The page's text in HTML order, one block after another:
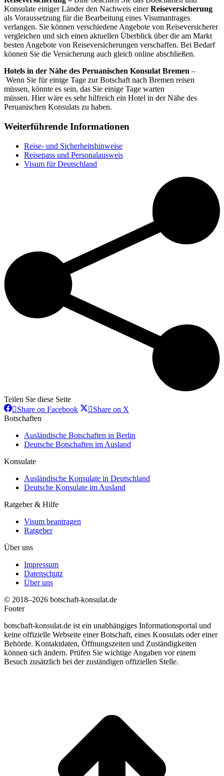
Konsulate einiger Länder den Nachweis einerReiseversicherung
als Voraussetzung für die Bearbeitung eines Visumantrages
verlangen. Sie können verschiedene Angebote von Reiseversicherer
vergleichen und sich einen aktuellen Überblick über die am Markt
besten Angebote von Reiseversicherungen verschaffen. Bei Bedarf
können Sie die Versicherung auch gleich online abschließen.
Hotels in der Nähe des Peruanischen Konsulat Bremen –
Wenn Sie für einige Tage zur Botschaft nach Bremen reisen
müssen, könnte es sein, das Sie einige Tage warten
müssen. Hier wäre es sehr hilfreich ein Hotel in der Nähe des
Peruanischen Konsulats zu haben.
Weiterführende Informationen
Reise- und Sicherheitshinweise
Reisepass und Personalausweis
Visum für Deutschland
Teilen Sie diese Seite
Share on FacebookShareShare on X
Botschaften
Ausländische Botschaften in Berlin
Deutsche Botschaften im Ausland
Konsulate
Ausländische Konsulate in Deutschland
Deutsche Konsulate im Ausland
Ratgeber & Hilfe
Visum beantragen
Ratgeber
Über uns
Impressum
Datenschutz
Über uns
© 2018–2026 botschaft-konsulat.de
Footer
botschaft-konsulat.de ist ein unabhängiges Informationsportal und
keine offizielle Webseite einer Botschaft, eines Konsulats oder einer
Behörde. Kontaktdaten, Öffnungszeiten und Zuständigkeiten
können sich ändern. Prüfen Sie wichtige Angaben vor einem
Besuch zusätzlich bei der zuständigen offiziellen Stelle.